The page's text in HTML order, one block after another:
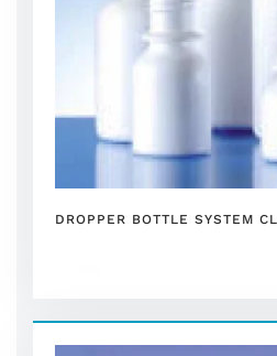
DROPPER BOTTLE SYSTEM CL